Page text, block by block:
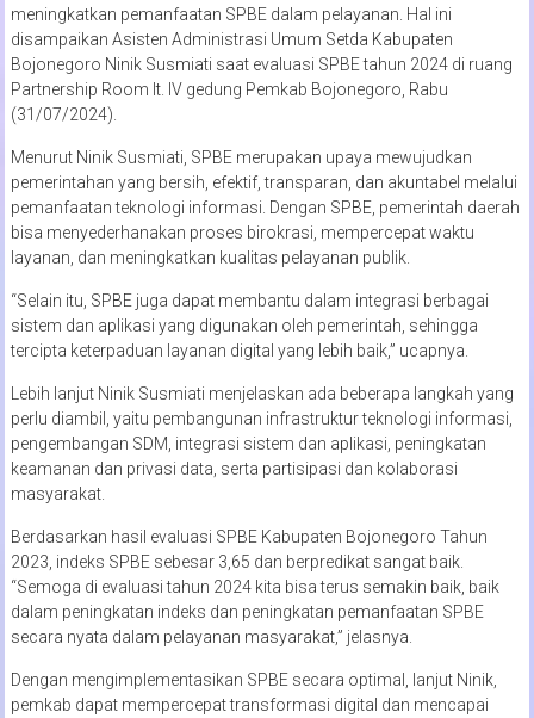
meningkatkan pemanfaatan SPBE dalam pelayanan. Hal ini
disampaikan Asisten Administrasi Umum Setda Kabupaten
Bojonegoro Ninik Susmiati saat evaluasi SPBE tahun 2024 di ruang
Partnership Room lt. IV gedung Pemkab Bojonegoro, Rabu
(31/07/2024).
Menurut Ninik Susmiati, SPBE merupakan upaya mewujudkan
pemerintahan yang bersih, efektif, transparan, dan akuntabel melalui
pemanfaatan teknologi informasi. Dengan SPBE, pemerintah daerah
bisa menyederhanakan proses birokrasi, mempercepat waktu
layanan, dan meningkatkan kualitas pelayanan publik.
“Selain itu, SPBE juga dapat membantu dalam integrasi berbagai
sistem dan aplikasi yang digunakan oleh pemerintah, sehingga
tercipta keterpaduan layanan digital yang lebih baik,” ucapnya.
Lebih lanjut Ninik Susmiati menjelaskan ada beberapa langkah yang
perlu diambil, yaitu pembangunan infrastruktur teknologi informasi,
pengembangan SDM, integrasi sistem dan aplikasi, peningkatan
keamanan dan privasi data, serta partisipasi dan kolaborasi
masyarakat.
Berdasarkan hasil evaluasi SPBE Kabupaten Bojonegoro Tahun
2023, indeks SPBE sebesar 3,65 dan berpredikat sangat baik.
“Semoga di evaluasi tahun 2024 kita bisa terus semakin baik, baik
dalam peningkatan indeks dan peningkatan pemanfaatan SPBE
secara nyata dalam pelayanan masyarakat,” jelasnya.
Dengan mengimplementasikan SPBE secara optimal, lanjut Ninik,
pemkab dapat mempercepat transformasi digital dan mencapai